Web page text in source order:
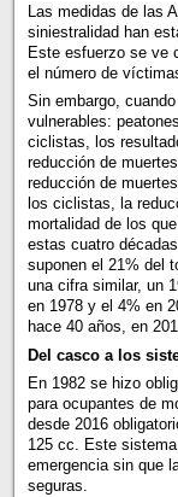
Las medidas de las
siniestralidad han
Este esfuerzo se ve
el número de
Sin embargo,
vulnerables:
ciclistas, los
reducción de
reducción de
los ciclistas, la
mortalidad de los
estas cuatro
suponen el 21% del
una cifra similar, un
en 1978 y el 4% en
hace 40 años, en
Del casco a los
En 1982 se hizo
para ocupantes de
desde 2016
125 cc. Este
emergencia sin que
seguras.